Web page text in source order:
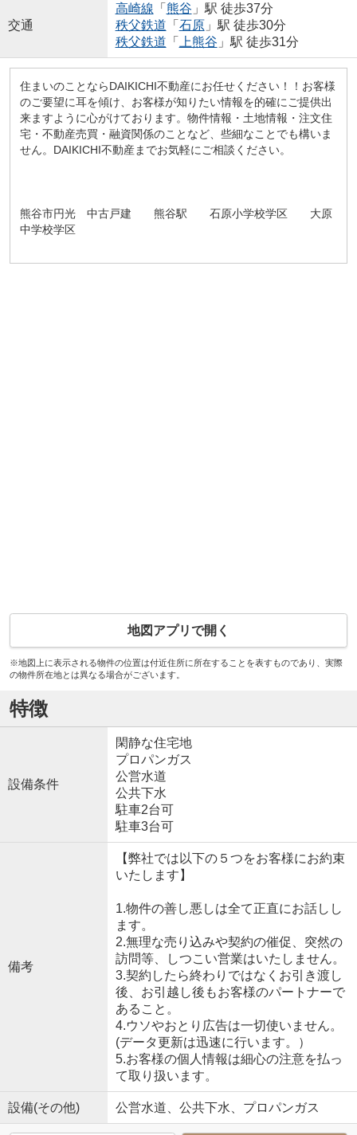
交通
高崎線 「 熊谷 」駅 徒歩37分
秩父鉄道 「 石原」駅 徒歩30分
秩父鉄道 「 上熊谷 」駅 徒歩31分
住まいのことならDAIKICHI不動産にお任せください！！お客様
のご要望に耳を傾け、お客様が知りたい情報を的確にご提供出
来ますように心がけております。物件情報・土地情報・注文住
宅・不動産売買・融資関係のことなど、些細なことでも構いま
せん。DAIKICHI不動産までお気軽にご相談ください。
熊谷市円光 中古戸建 熊谷駅 石原小学校学区 大原
中学校学区
地図アプリで開く
※地図上に表示される物件の位置は付近住所に所在することを表すものであり、実際
の物件所在地とは異なる場合がございます。
特徴
設備条件
閑静な住宅地
プロパンガス
公営水道
公共下水
駐車2台可
駐車3台可
備考
【弊社では以下の５つをお客様にお約束
いたします】
1.物件の善し悪しは全て正直にお話しし
ます。
2.無理な売り込みや契約の催促、突然の
訪問等、しつこい営業はいたしません。
3.契約したら終わりではなくお引き渡し
後、お引越し後もお客様のパートナーで
あること。
4.ウソやおとり広告は一切使いません。
(データ更新は迅速に行います。）
5.お客様の個人情報は細心の注意を払っ
て取り扱います。
設備(その他) 公営水道、公共下水、プロパンガス